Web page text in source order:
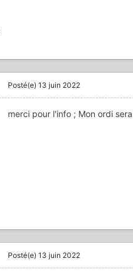
Posté(e) 13 juin 2022
merci pour l'info ; Mon ordi
Posté(e) 13 juin 2022